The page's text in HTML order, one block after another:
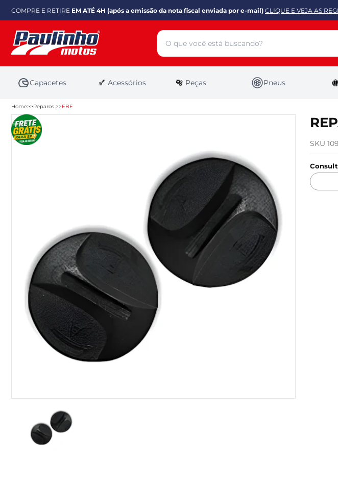
COMPRE E RETIRE EM ATÉ 4H (após a emissão da nota fiscal enviada por e-mail) CLIQUE E VEJA AS
Capacetes Acessórios Peças Pneus
Home Reparos EBF
SKU